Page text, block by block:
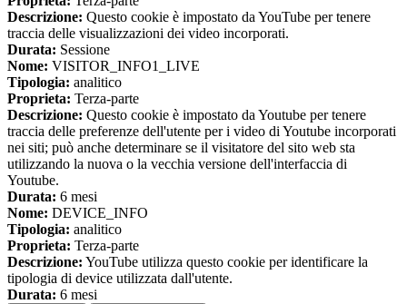
Descrizione: Questo cookie è impostato da YouTube per tenere
traccia delle visualizzazioni dei video incorporati.
Durata: Sessione
Nome: VISITOR_INFO1_LIVE
Tipologia: analitico
Proprieta: Terza-parte
Descrizione: Questo cookie è impostato da Youtube per tenere
traccia delle preferenze dell'utente per i video di Youtube incorporati
nei siti; può anche determinare se il visitatore del sito web sta
utilizzando la nuova o la vecchia versione dell'interfaccia di
Youtube.
Durata: 6 mesi
Nome: DEVICE_INFO
Tipologia: analitico
Proprieta: Terza-parte
Descrizione: YouTube utilizza questo cookie per identificare la
tipologia di device utilizzata dall'utente.
Durata: 6 mesi